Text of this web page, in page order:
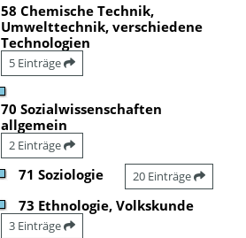
58 Chemische Technik,
Umwelttechnik, verschiedene
Technologien
5 Einträge
70 Sozialwissenschaften
allgemein
2 Einträge
71 Soziologie 20 Einträge
73 Ethnologie, Volkskunde
3 Einträge